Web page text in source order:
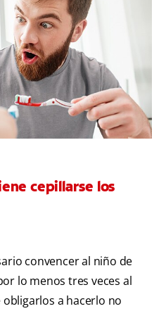
DÓNDE COMPRAR
SUSCRIBITE
cepillarse los
convencer al niño de
lo menos tres veces al
a hacerlo no